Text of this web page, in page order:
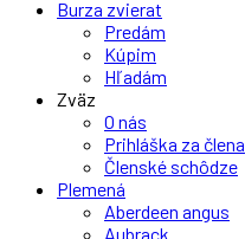
Burza zvierat
Predám
Kúpim
Hľadám
Zväz
O nás
Prihláška za člena
Členské schôdze
Plemená
Aberdeen angus
Aubrack